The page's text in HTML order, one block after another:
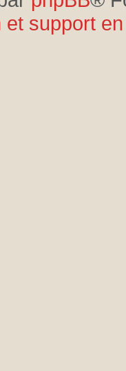
et support